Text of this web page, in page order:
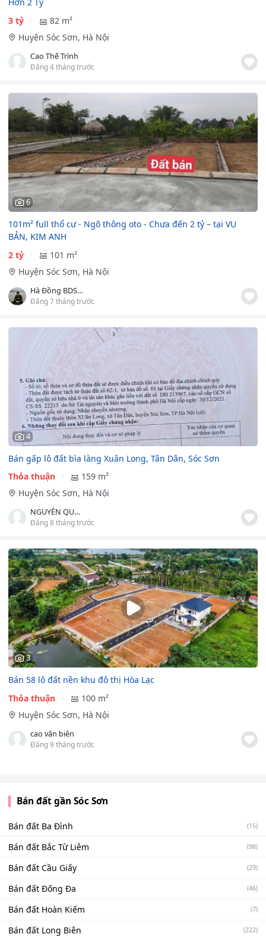
Hơn 2 Tỷ
3 tỷ
82 m²
Huyện Sóc Sơn, Hà Nội
Cao Thế Trình
Đăng 4 tháng trước
6
101m² full thổ cư - Ngõ thông oto - Chưa đến 2 tỷ – tại VỤ
BẢN, KIM ANH
2 tỷ
101 m²
Huyện Sóc Sơn, Hà Nội
Hà Đồng BDS Sóc Sơn
Đăng 7 tháng trước
4
Bán gấp lô đất bìa làng Xuân Long, Tân Dân, Sóc Sơn
Thỏa thuận
159 m²
Huyện Sóc Sơn, Hà Nội
NGUYỄN QUÂN
Đăng 8 tháng trước
3
Bán 58 lô đất nền khu đô thị Hòa Lạc
Thỏa thuận
100 m²
Huyện Sóc Sơn, Hà Nội
cao văn biên
Đăng 9 tháng trước
Bán đất gần Sóc Sơn
Bán đất Ba Đình (15)
Bán đất Bắc Từ Liêm (98)
Bán đất Cầu Giấy (29)
Bán đất Đống Đa (46)
Bán đất Hoàn Kiếm (7)
Bán đất Long Biên (222)